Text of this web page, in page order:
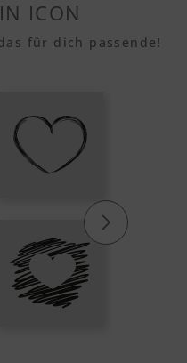
ICON
für dich passende!